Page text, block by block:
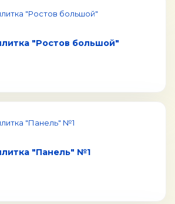
"Ростов большой"
"Панель" №1